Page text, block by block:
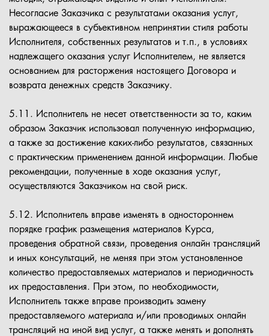
Несогласие Заказчика с результатами оказания услуг,
выражающееся в субъективном непринятии стиля работы
Исполнителя, собственных результатов и т.п., в условиях
надлежащего оказания услуг Исполнителем, не является
основанием для расторжения настоящего Договора и
возврата денежных средств Заказчику.
5.11. Исполнитель не несет ответственности за то, каким
образом Заказчик использовал полученную информацию,
а также за достижение каких-либо результатов, связанных
с практическим применением данной информации. Любые
рекомендации, полученные в ходе оказания услуг,
осуществляются Заказчиком на свой риск.
5.12. Исполнитель вправе изменять в одностороннем
порядке график размещения материалов Курса,
проведения обратной связи, проведения онлайн трансляций
и иных консультаций, не меняя при этом установленное
количество предоставляемых материалов и периодичность
их предоставления. При этом, по необходимости,
Исполнитель также вправе производить замену
предоставляемого материала и/или проводимых онлайн
трансляций на иной вид услуг, а также менять и дополнять